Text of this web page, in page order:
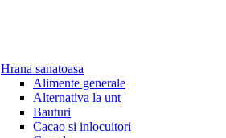
Hrana sanatoasa
Alimente generale
Alternativa la unt
Bauturi
Cacao si inlocuitori